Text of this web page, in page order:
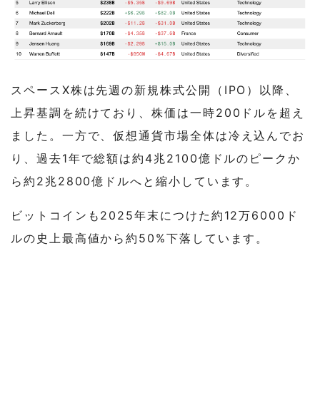
スペースX株は先週の新規株式公開（IPO）以降、
上昇基調を続けており、株価は一時200ドルを超え
ました。一方で、仮想通貨市場全体は冷え込んでお
り、過去1年で総額は約4兆2100億ドルのピークか
ら約2兆2800億ドルへと縮小しています。
ビットコインも2025年末につけた約12万6000ド
ルの史上最高値から約50%下落しています。